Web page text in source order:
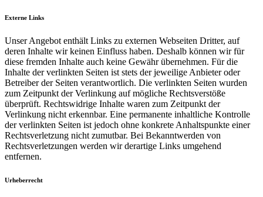
Externe Links
Unser Angebot enthält Links zu externen Webseiten Dritter, auf
deren Inhalte wir keinen Einfluss haben. Deshalb können wir für
diese fremden Inhalte auch keine Gewähr übernehmen. Für die
Inhalte der verlinkten Seiten ist stets der jeweilige Anbieter oder
Betreiber der Seiten verantwortlich. Die verlinkten Seiten wurden
zum Zeitpunkt der Verlinkung auf mögliche Rechtsverstöße
überprüft. Rechtswidrige Inhalte waren zum Zeitpunkt der
Verlinkung nicht erkennbar. Eine permanente inhaltliche Kontrolle
der verlinkten Seiten ist jedoch ohne konkrete Anhaltspunkte einer
Rechtsverletzung nicht zumutbar. Bei Bekanntwerden von
Rechtsverletzungen werden wir derartige Links umgehend
entfernen.
Urheberrecht